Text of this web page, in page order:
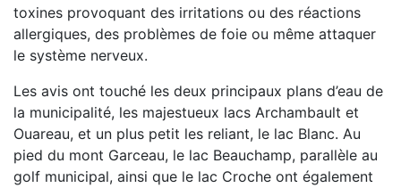
toxines provoquant des irritations ou des réactions
allergiques, des problèmes de foie ou même attaquer
le système nerveux.
Les avis ont touché les deux principaux plans d’eau de
la municipalité, les majestueux lacs Archambault et
Ouareau, et un plus petit les reliant, le lac Blanc. Au
pied du mont Garceau, le lac Beauchamp, parallèle au
golf municipal, ainsi que le lac Croche ont également